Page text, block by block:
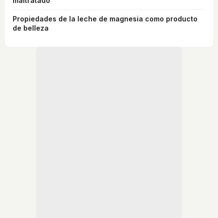
Propiedades de la leche de magnesia como producto
de belleza